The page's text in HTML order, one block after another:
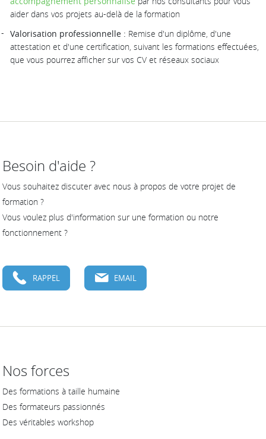
aider dans vos projets au-delà de la formation
Valorisation professionnelle : Remise d'un diplôme, d'une
attestation et d'une certification, suivant les formations effectuées,
que vous pourrez afficher sur vos CV et réseaux sociaux
Besoin d'aide ?
Vous souhaitez discuter avec nous à propos de votre projet de
formation ?
Vous voulez plus d'information sur une formation ou notre
fonctionnement ?
RAPPEL EMAIL
Nos forces
Des formations à taille humaine
Des formateurs passionnés
Des véritables workshop